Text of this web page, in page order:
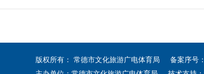
版权所有： 常德市文化旅游广电体育局 备案序号：